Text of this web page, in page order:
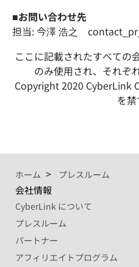
■お問い合わせ先
担当: 今澤 浩之
ここに記載されたすべての
のみ使用され、それぞ
Copyright 2020 CyberLink
を禁
ホーム プレスルーム
会社情報
CyberLink について
プレスルーム
パートナー
アフィリエイトプログラム